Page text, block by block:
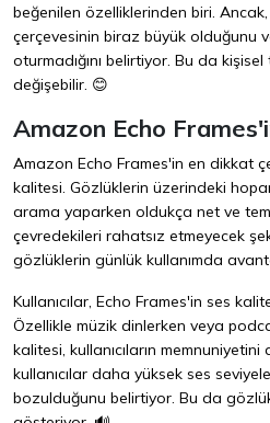
beğenilen özelliklerinden biri. Ancak,
çerçevesinin biraz büyük olduğunu
oturmadığını belirtiyor. Bu da
değişebilir. 😊
Amazon Echo
Amazon Echo Frames'in en dikkat
kalitesi. Gözlüklerin üzerindeki
arama yaparken oldukça net ve
çevredekileri rahatsız etmeyecek
gözlüklerin günlük kullanımda
Kullanıcılar, Echo Frames'in ses
Özellikle müzik dinlerken veya
kalitesi, kullanıcıların memnuniyetini
kullanıcılar daha yüksek ses
bozulduğunu belirtiyor. Bu da